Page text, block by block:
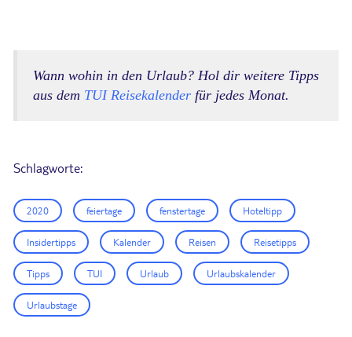
Wann wohin in den Urlaub? Hol dir weitere Tipps
aus dem TUI Reisekalender für jedes Monat.
Schlagworte:
2020 feiertage fenstertage Hoteltipp
Insidertipps Kalender Reisen Reisetipps
Tipps TUI Urlaub Urlaubskalender
Urlaubstage